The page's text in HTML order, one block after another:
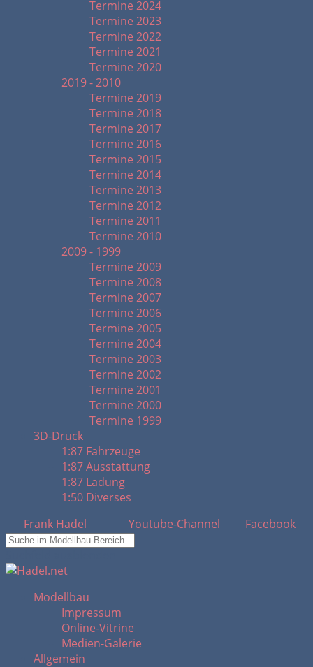
Termine 2024
Termine 2023
Termine 2022
Termine 2021
Termine 2020
2019 - 2010
Termine 2019
Termine 2018
Termine 2017
Termine 2016
Termine 2015
Termine 2014
Termine 2013
Termine 2012
Termine 2011
Termine 2010
2009 - 1999
Termine 2009
Termine 2008
Termine 2007
Termine 2006
Termine 2005
Termine 2004
Termine 2003
Termine 2002
Termine 2001
Termine 2000
Termine 1999
3D-Druck
1:87 Fahrzeuge
1:87 Ausstattung
1:87 Ladung
1:50 Diverses
Frank Hadel
Youtube-Channel Facebook
Modellbau
Impressum
Online-Vitrine
Medien-Galerie
Allgemein